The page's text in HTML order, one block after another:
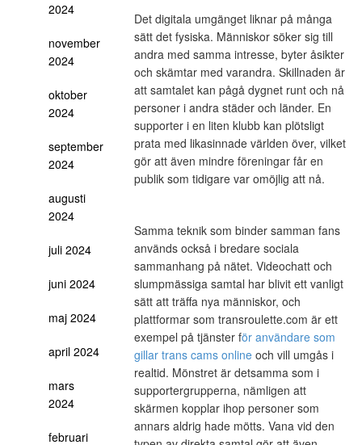
2024
november
2024
oktober
2024
september
2024
augusti
2024
juli 2024
juni 2024
maj 2024
april 2024
mars
2024
februari
Det digitala umgänget liknar på många
sätt det fysiska. Människor söker sig till
andra med samma intresse, byter åsikter
och skämtar med varandra. Skillnaden är
att samtalet kan pågå dygnet runt och nå
personer i andra städer och länder. En
supporter i en liten klubb kan plötsligt
prata med likasinnade världen över, vilket
gör att även mindre föreningar får en
publik som tidigare var omöjlig att nå.
Samma teknik som binder samman fans
används också i bredare sociala
sammanhang på nätet. Videochatt och
slumpmässiga samtal har blivit ett vanligt
sätt att träffa nya människor, och
plattformar som transroulette.com är ett
exempel på tjänster för användare som
gillar trans cams onlineoch vill umgås i
realtid. Mönstret är detsamma som i
supportergrupperna, nämligen att
skärmen kopplar ihop personer som
annars aldrig hade mötts. Vana vid den